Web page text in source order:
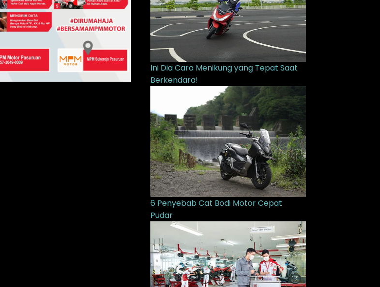
Ini Dia Cara Menikung yang Tepat Saat
Berkendara!
6 Penyebab Cat Bodi Motor Cepat
Pudar